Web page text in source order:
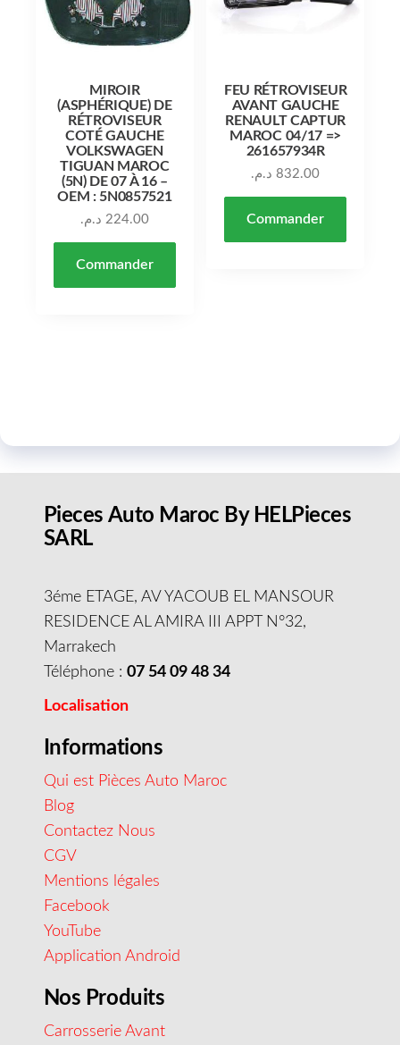
MIROIR
(ASPHÉRIQUE) DE
RÉTROVISEUR
COTÉ GAUCHE
VOLKSWAGEN
TIGUAN MAROC
(5N) DE 07 À 16 –
OEM : 5N0857521
224.00 د.م.
Commander
FEU RÉTROVISEUR
AVANT GAUCHE
RENAULT CAPTUR
MAROC 04/17 =>
261657934R
832.00 د.م.
Commander
Pieces Auto Maroc By HELPieces
SARL
3éme ETAGE, AV YACOUB EL MANSOUR
RESIDENCE AL AMIRA III APPT N°32,
Marrakech
Téléphone : 07 54 09 48 34
Localisation
Informations
Qui est Pièces Auto Maroc
Blog
Contactez Nous
CGV
Mentions légales
Facebook
YouTube
Application Android
Nos Produits
Carrosserie Avant